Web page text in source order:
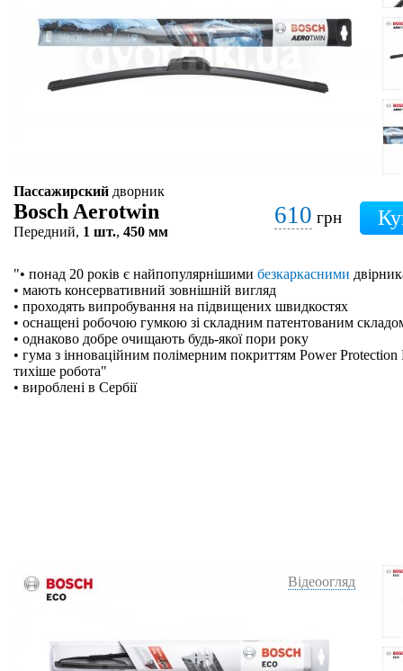
Пассажирский дворник
Bosch Aerotwin
Передний, 1 шт., 450 мм
610 грн
"• понад 20 років є найпопулярнішими безкаркасними
• мають консервативний зовнішній вигляд
• проходять випробування на підвищених швидкостях
• оснащені робочою гумкою зі складним патентованим
• однаково добре очищають будь-якої пори року
• гума з інноваційним полімерним покриттям Power
тихіше робота"
• вироблені в Сербії
Відеоогляд